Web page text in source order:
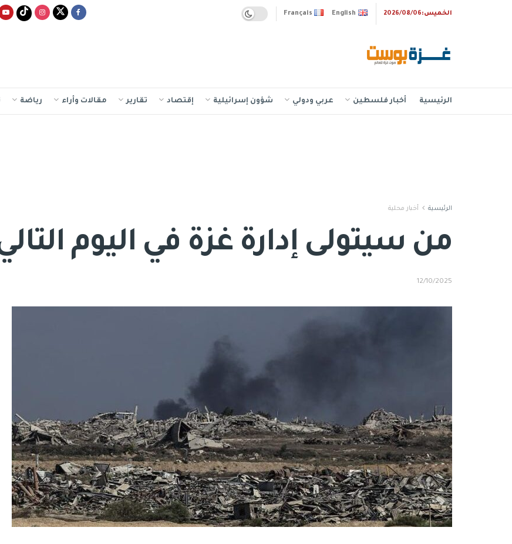
الخميس:2026/08/06 Français English
الرئيسية أخبار فلسطين عربي ودولي شؤون إسرائيلية إقتصاد تقارير مقالات وأراء رياضة
الرئيسية أخبار محلية
من سيتولى إدارة غزة في اليوم
12/10/2025